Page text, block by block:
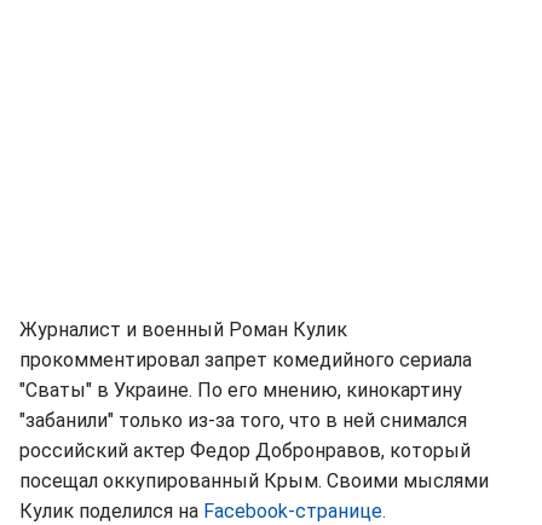
Журналист и военный Роман Кулик
прокомментировал запрет комедийного сериала
"Сваты" в Украине. По его мнению, кинокартину
"забанили" только из-за того, что в ней снимался
российский актер Федор Добронравов, который
посещал оккупированный Крым. Своими мыслями
Кулик поделился на Facebook-странице.